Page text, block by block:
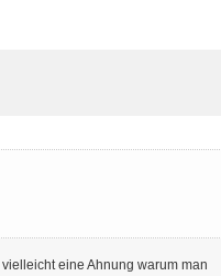
eine Ahnung warum man